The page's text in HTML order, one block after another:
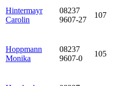
Hintermayr
Carolin
08237
9607-27
107
Hoppmann
Monika
08237
9607-0
105